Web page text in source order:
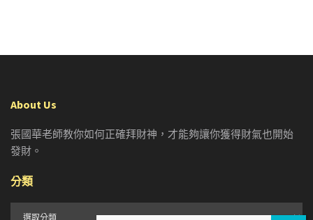
About Us
張國華老師教你如何正確拜財神，才能夠讓你獲得財氣也開始
發財。
分類